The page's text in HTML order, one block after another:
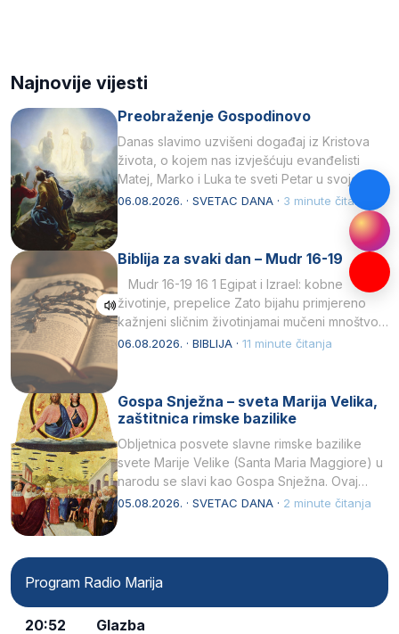
Najnovije vijesti
Preobraženje Gospodinovo
Danas slavimo uzvišeni događaj iz Kristova
života, o kojem nas izvješćuju evanđelisti
Matej, Marko i Luka te sveti Petar u svojoj
drugoj…
06.08.2026. · SVETAC DANA · 3 minute čitanja
Biblija za svaki dan – Mudr 16-19
Mudr 16-19 16 1 Egipat i Izrael: kobne
životinje, prepelice Zato bijahu primjereno
kažnjeni sličnim životinjamai mučeni mnoštvom
kukaca.2 A narod…
06.08.2026. · BIBLIJA · 11 minute čitanja
Gospa Snježna – sveta Marija Velika,
zaštitnica rimske bazilike
Obljetnica posvete slavne rimske bazilike
svete Marije Velike (Santa Maria Maggiore) u
narodu se slavi kao Gospa Snježna. Ovaj
naziv, Sancta Maria…
05.08.2026. · SVETAC DANA · 2 minute čitanja
Program Radio Marija
20:52 Glazba